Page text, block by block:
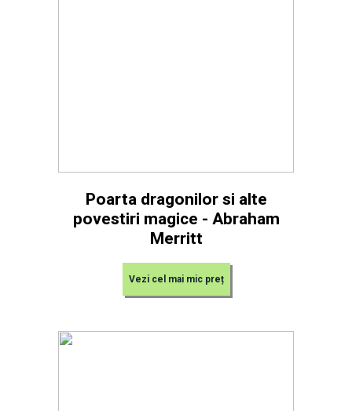
Poarta dragonilor si alte
povestiri magice - Abraham
Merritt
Vezi cel mai mic preț